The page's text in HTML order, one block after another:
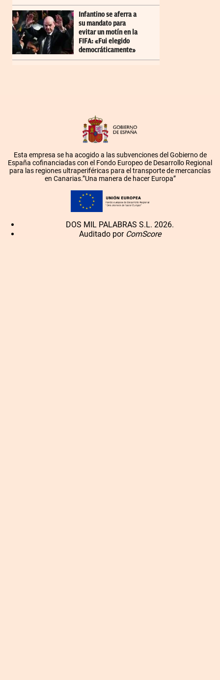
Infantino se aferra a
su mandato para
evitar un motín en la
FIFA: «Fui elegido
democráticamente»
Esta empresa se ha acogido a las subvenciones del Gobierno de
España cofinanciadas con el Fondo Europeo de Desarrollo Regional
para las regiones ultraperiféricas para el transporte de mercancías
en Canarias.”Una manera de hacer Europa”
DOS MIL PALABRAS S.L. 2026.
Auditado por ComScore